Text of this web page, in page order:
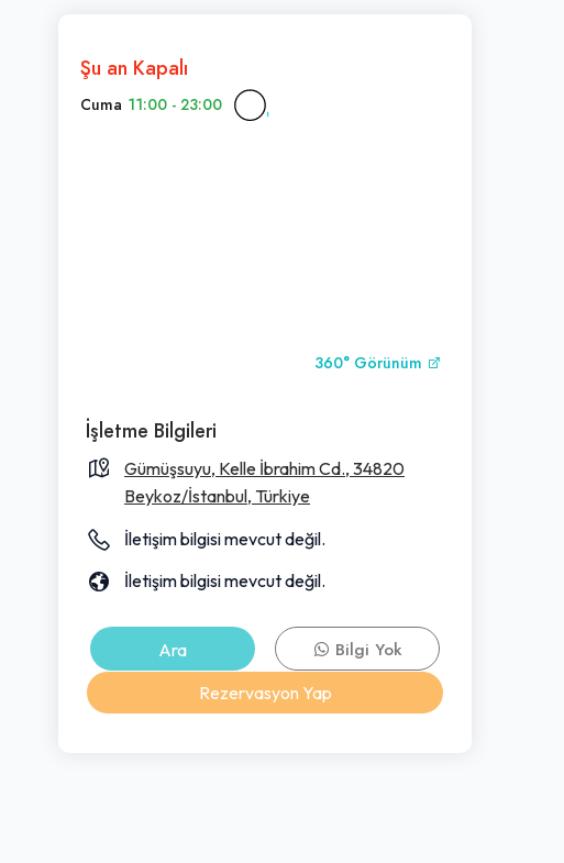
Şu an Kapalı
Cuma 11:00 - 23:00
360° Görünüm
İşletme Bilgileri
Gümüşsuyu, Kelle İbrahim Cd., 34820
Beykoz/İstanbul, Türkiye
İletişim bilgisi mevcut değil.
İletişim bilgisi mevcut değil.
Ara
Bilgi Yok
Rezervasyon Yap